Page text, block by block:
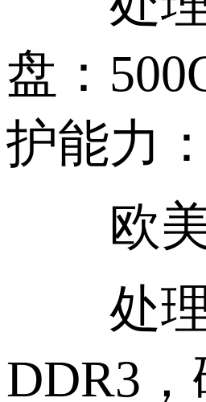
盘：
护能力
欧美
处理
DDR3，